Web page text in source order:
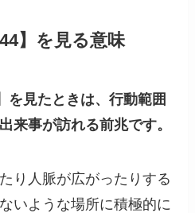
】を見る意味
を見たときは、行動範囲
来事が訪れる前兆です。
り人脈が広がったりする
いような場所に積極的に